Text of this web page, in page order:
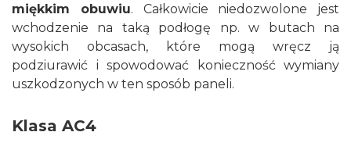
miękkim obuwiu. Całkowicie niedozwolone jest
wchodzenie na taką podłogę np. w butach na
wysokich obcasach, które mogą wręcz ją
podziurawić i spowodować konieczność wymiany
uszkodzonych w ten sposób paneli.
Klasa AC4